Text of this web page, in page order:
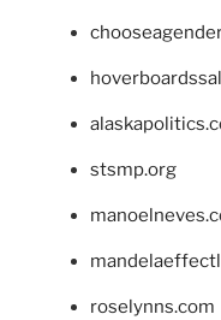
stsmp.org
roselynns.com